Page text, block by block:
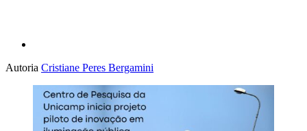
Autoria Cristiane Peres Bergamini